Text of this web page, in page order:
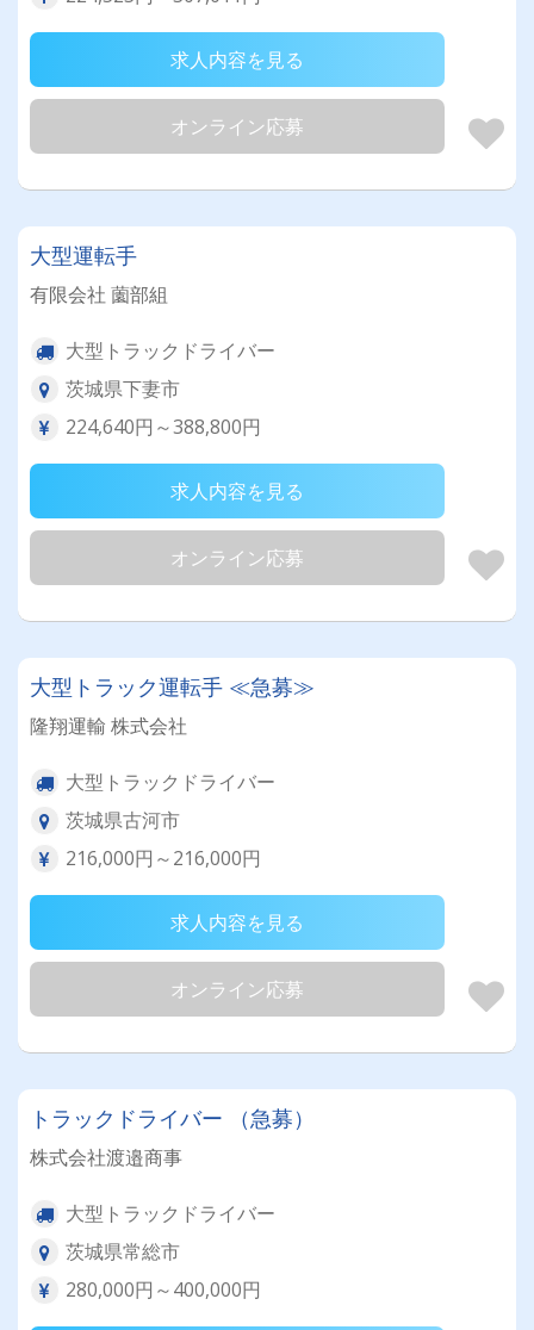
求人内容を見る
オンライン応募
大型運転手
有限会社 薗部組
大型トラックドライバー
茨城県下妻市
224,640円～388,800円
求人内容を見る
オンライン応募
大型トラック運転手 ≪急募≫
隆翔運輸 株式会社
大型トラックドライバー
茨城県古河市
216,000円～216,000円
求人内容を見る
オンライン応募
トラックドライバー （急募）
株式会社渡邉商事
大型トラックドライバー
茨城県常総市
280,000円～400,000円